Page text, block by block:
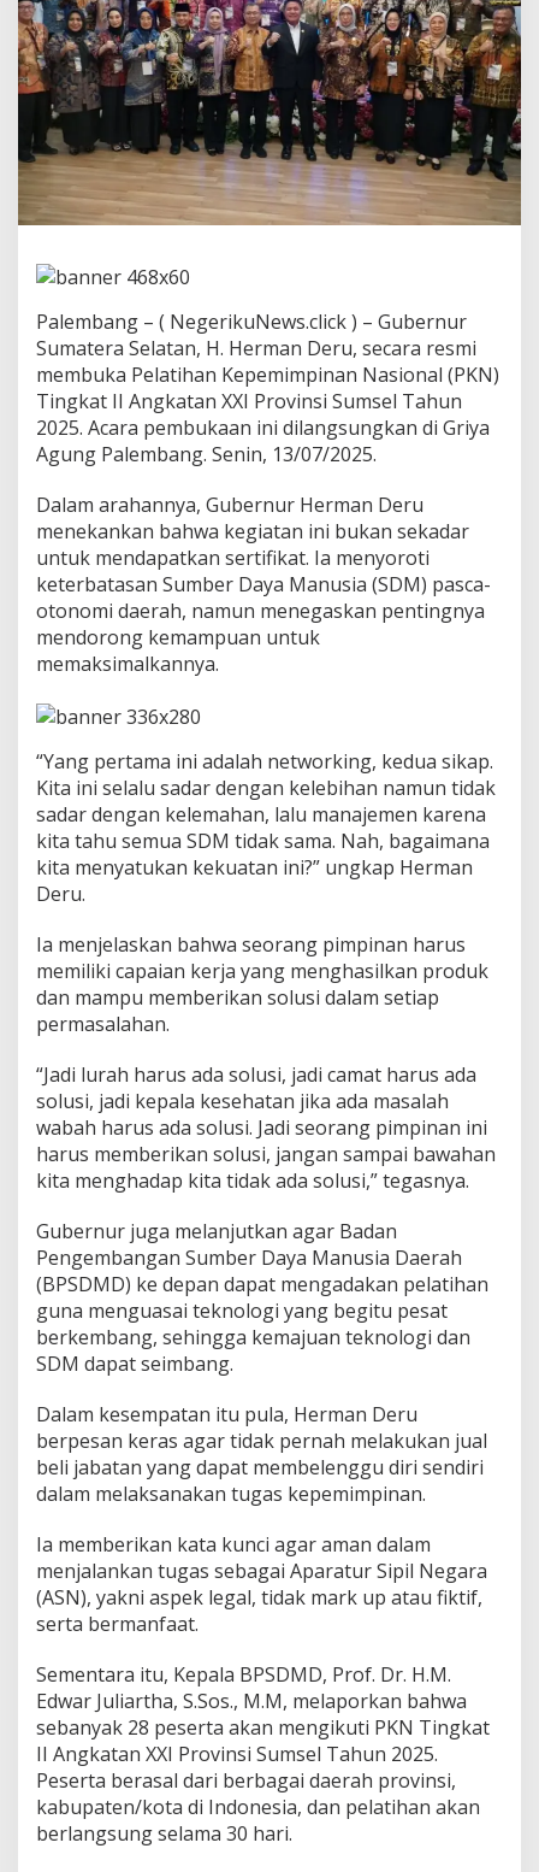
a
m
:
A
S
N
a
g
a
m
a
C
a
r
a
a
t
a
n
,
T
u
a
n
K
a
r
y
Palembang – ( NegerikuNews.click ) – Gubernur
Sumatera Selatan, H. Herman Deru, secara resmi
membuka Pelatihan Kepemimpinan Nasional (PKN)
Tingkat II Angkatan XXI Provinsi Sumsel Tahun
2025. Acara pembukaan ini dilangsungkan di Griya
Agung Palembang. Senin, 13/07/2025.
Dalam arahannya, Gubernur Herman Deru
menekankan bahwa kegiatan ini bukan sekadar
untuk mendapatkan sertifikat. Ia menyoroti
keterbatasan Sumber Daya Manusia (SDM) pasca-
otonomi daerah, namun menegaskan pentingnya
mendorong kemampuan untuk
memaksimalkannya.
“Yang pertama ini adalah networking, kedua sikap.
Kita ini selalu sadar dengan kelebihan namun tidak
sadar dengan kelemahan, lalu manajemen karena
kita tahu semua SDM tidak sama. Nah, bagaimana
kita menyatukan kekuatan ini?” ungkap Herman
Deru.
Ia menjelaskan bahwa seorang pimpinan harus
memiliki capaian kerja yang menghasilkan produk
dan mampu memberikan solusi dalam setiap
permasalahan.
“Jadi lurah harus ada solusi, jadi camat harus ada
solusi, jadi kepala kesehatan jika ada masalah
wabah harus ada solusi. Jadi seorang pimpinan ini
harus memberikan solusi, jangan sampai bawahan
kita menghadap kita tidak ada solusi,” tegasnya.
Gubernur juga melanjutkan agar Badan
Pengembangan Sumber Daya Manusia Daerah
(BPSDMD) ke depan dapat mengadakan pelatihan
guna menguasai teknologi yang begitu pesat
berkembang, sehingga kemajuan teknologi dan
SDM dapat seimbang.
Dalam kesempatan itu pula, Herman Deru
berpesan keras agar tidak pernah melakukan jual
beli jabatan yang dapat membelenggu diri sendiri
dalam melaksanakan tugas kepemimpinan.
Ia memberikan kata kunci agar aman dalam
menjalankan tugas sebagai Aparatur Sipil Negara
(ASN), yakni aspek legal, tidak mark up atau fiktif,
serta bermanfaat.
Sementara itu, Kepala BPSDMD, Prof. Dr. H.M.
Edwar Juliartha, S.Sos., M.M, melaporkan bahwa
sebanyak 28 peserta akan mengikuti PKN Tingkat
II Angkatan XXI Provinsi Sumsel Tahun 2025.
Peserta berasal dari berbagai daerah provinsi,
kabupaten/kota di Indonesia, dan pelatihan akan
berlangsung selama 30 hari.